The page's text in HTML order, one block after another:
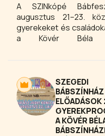
A SZINkópé
augusztus 21–23.
gyerekeket és
a Kövér Béla
gyerekfesztiválja
játékos élménnyel
kikapcsolódást minden
A SZINkópé
remek családi
hétvégére, ahol a
SZEGEDI
BÁBSZÍNHÁZ
A KÖVÉR